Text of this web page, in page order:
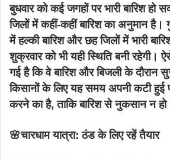
बुधवार को कई जगहों पर भारी बारिश हो
जिलों में कहीं-कहीं बारिश का अनुमान है।
में हल्की बारिश और छह जिलों में भारी
शुक्रवार को भी यही स्थिति बनी रहेगी।
गई है कि वे बारिश और बिजली के दौरान
किसानों के लिए यह समय अपनी कटी हुई
करने का है, ताकि बारिश से नुकसान न
🌸चारधाम यात्रा: ठंड के लिए रहें तैयार